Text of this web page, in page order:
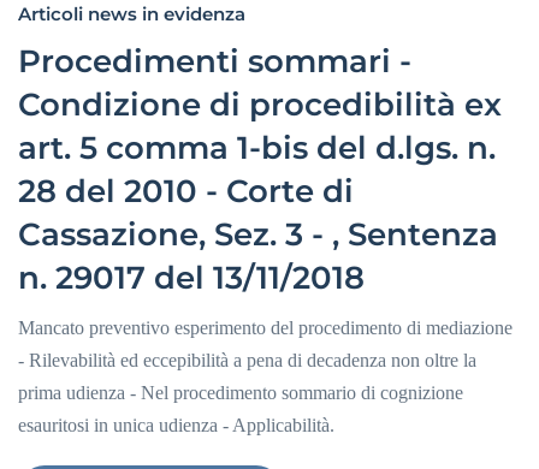
Articoli news in evidenza
Procedimenti sommari -
Condizione di procedibilità ex
art. 5 comma 1-bis del d.lgs. n.
28 del 2010 - Corte di
Cassazione, Sez. 3 - , Sentenza
n. 29017 del 13/11/2018
Mancato preventivo esperimento del procedimento di mediazione
- Rilevabilità ed eccepibilità a pena di decadenza non oltre la
prima udienza - Nel procedimento sommario di cognizione
esauritosi in unica udienza - Applicabilità.